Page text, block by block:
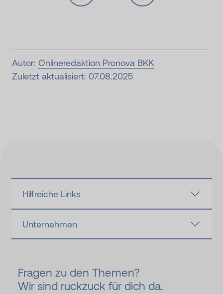
Autor: Onlineredaktion Pronova BKK
Zuletzt aktualisiert: 07.08.2025
Hilfreiche Links
Unternehmen
Fragen zu den Themen?
Wir sind ruckzuck für dich da.